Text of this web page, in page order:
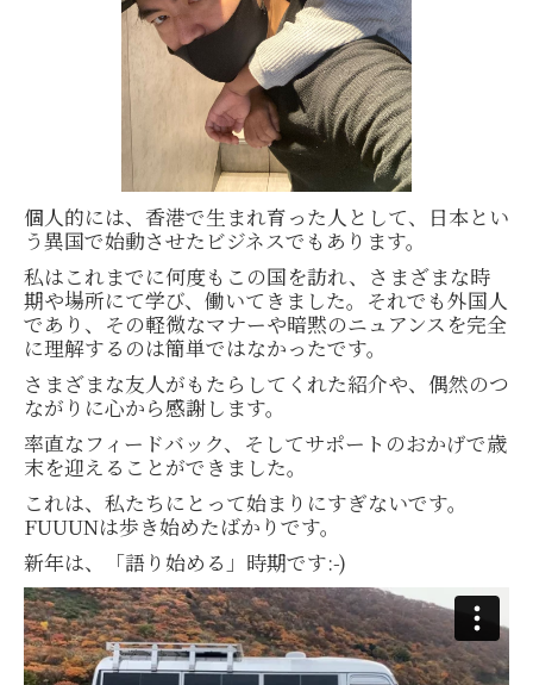
個人的には、香港で生まれ育った人として、日本とい
う異国で始動させたビジネスでもあります。
私はこれまでに何度もこの国を訪れ、さまざまな時
期や場所にて学び、働いてきました。それでも外国人
であり、その軽微なマナーや暗黙のニュアンスを完全
に理解するのは簡単ではなかったです。
さまざまな友人がもたらしてくれた紹介や、偶然のつ
ながりに心から感謝します。
率直なフィードバック、そしてサポートのおかげで歳
末を迎えることができました。
これは、私たちにとって始まりにすぎないです。
FUUUNは歩き始めたばかりです。
新年は、「語り始める」時期です:-)